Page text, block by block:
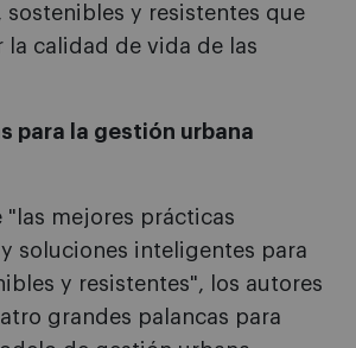
sostenibles y resistentes que
la calidad de vida de las
para la gestión urbana
"las mejores prácticas
soluciones inteligentes para
y resistentes", los autores
grandes palancas para